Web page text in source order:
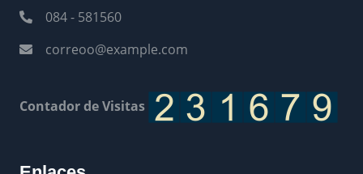
084 - 581560
correoo@example.com
Contador de Visitas